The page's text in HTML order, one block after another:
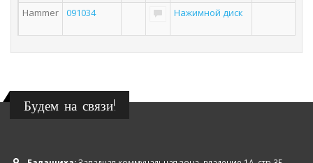
Hammer
091034 Нажимной диск
Будем на связи!